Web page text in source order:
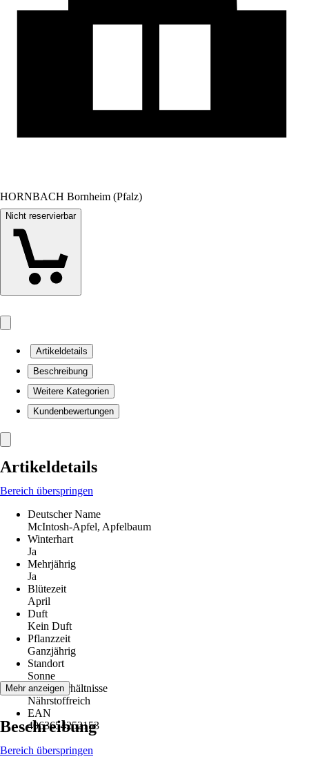
HORNBACH Bornheim (Pfalz)
Nicht reservierbar
Artikeldetails
Beschreibung
Weitere Kategorien
Kundenbewertungen
Artikeldetails
Bereich überspringen
Deutscher Name
McIntosh-Apfel, Apfelbaum
Winterhart
Ja
Mehrjährig
Ja
Blütezeit
April
Duft
Kein Duft
Pflanzzeit
Ganzjährig
Standort
Sonne
Bodenverhältnisse
Nährstoffreich
EAN
4063654252153
Mehr anzeigen
Beschreibung
Bereich überspringen